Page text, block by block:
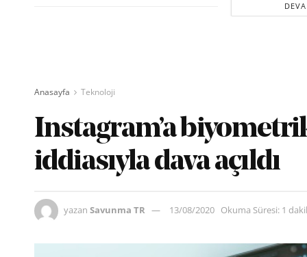
Anasayfa Teknoloji
Instagram’a
iddiasıyla dava açıldı
yazan Savunma TR 13/08/2020 Okuma Süresi: 1